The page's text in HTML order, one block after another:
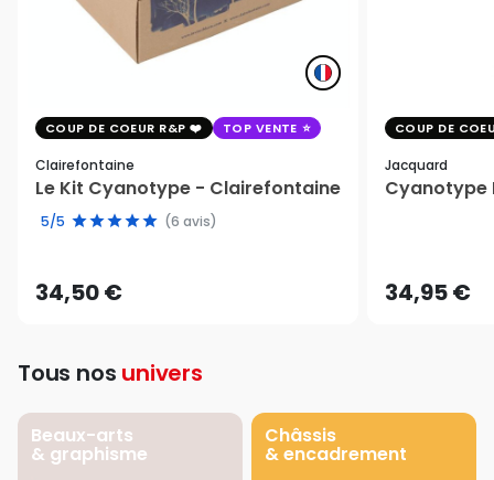
COUP DE COEUR R&P TOP VENTE
Clairefontaine
Le Kit Cyanotype - Clairefontaine
5/5 (6 avis)
34,50 €
COUP DE
Jacquard
Cyanotype
34,95 €
Tous nos univers
Beaux-arts
& graphisme
Châssis
& encadrement